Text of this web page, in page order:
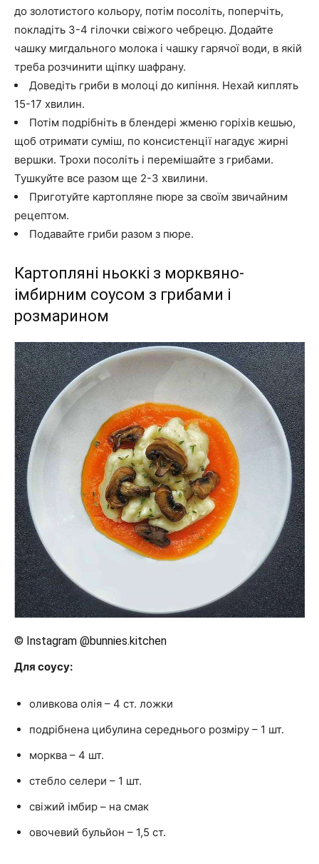
до золотистого кольору, потім посоліть, поперчіть,
покладіть 3-4 гілочки свіжого чебрецю. Додайте
чашку мигдального молока і чашку гарячої води, в якій
треба розчинити щіпку шафрану.
Доведіть гриби в молоці до кипіння. Нехай киплять
15-17 хвилин.
Потім подрібніть в блендері жменю горіхів кешью,
щоб отримати суміш, по консистенції нагадує жирні
вершки. Трохи посоліть і перемішайте з грибами.
Тушкуйте все разом ще 2-3 хвилини.
Приготуйте картопляне пюре за своїм звичайним
рецептом.
Подавайте гриби разом з пюре.
Картопляні ньоккі з морквяно-
імбирним соусом з грибами і
розмарином
© Instagram @bunnies.kitchen
Для соусу:
оливкова олія – 4 ст. ложки
подрібнена цибулина середнього розміру – 1 шт.
морква – 4 шт.
стебло селери – 1 шт.
свіжий імбир – на смак
овочевий бульйон – 1,5 ст.